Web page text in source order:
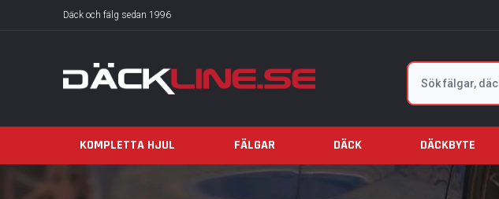
Däck och fälg sedan 1996
Sök
KOMPLETTA HJUL FÄLGAR DÄCK DÄCKBYTE